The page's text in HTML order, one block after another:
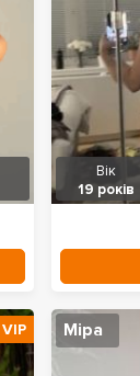
Вік
19 років
VIP Міра